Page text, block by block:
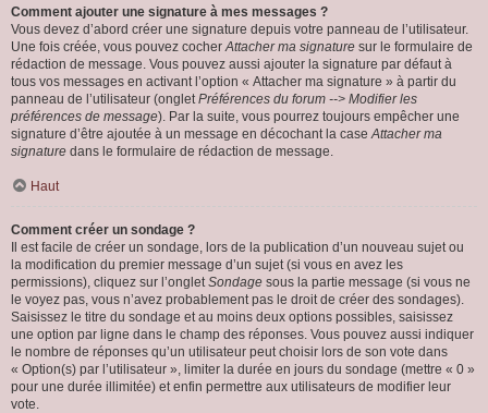
Comment ajouter une signature à mes messages ?
Vous devez d’abord créer une signature depuis votre panneau de l’utilisateur.
Une fois créée, vous pouvez cocherAttacher ma signature sur le formulaire de
rédaction de message. Vous pouvez aussi ajouter la signature par défaut à
tous vos messages en activant l’option « Attacher ma signature » à partir du
panneau de l’utilisateur (ongletPréférences du forum --> Modifier les
préférences de message). Par la suite, vous pourrez toujours empêcher une
signature d’être ajoutée à un message en décochant la caseAttacher ma
signature dans le formulaire de rédaction de message.
Haut
Comment créer un sondage ?
Il est facile de créer un sondage, lors de la publication d’un nouveau sujet ou
la modification du premier message d’un sujet (si vous en avez les
permissions), cliquez sur l’ongletSondage sous la partie message (si vous ne
le voyez pas, vous n’avez probablement pas le droit de créer des sondages).
Saisissez le titre du sondage et au moins deux options possibles, saisissez
une option par ligne dans le champ des réponses. Vous pouvez aussi indiquer
le nombre de réponses qu’un utilisateur peut choisir lors de son vote dans
« Option(s) par l’utilisateur », limiter la durée en jours du sondage (mettre « 0 »
pour une durée illimitée) et enfin permettre aux utilisateurs de modifier leur
vote.